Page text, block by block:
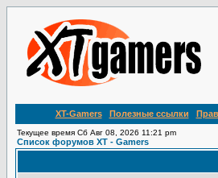
XT-Gamers Полезные ссылки
Текущее время Сб Авг 08, 2026 11:21 pm
Список форумов XT - Gamers